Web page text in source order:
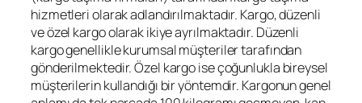
hizmetleri olarak adlandırılmaktadır. Kargo, düzenli
ve özel kargo olarak ikiye ayrılmaktadır. Düzenli
kargo genellikle kurumsal müşteriler tarafından
gönderilmektedir. Özel kargo ise çoğunlukla bireysel
müşterilerin kullandığı bir yöntemdir. Kargonun genel